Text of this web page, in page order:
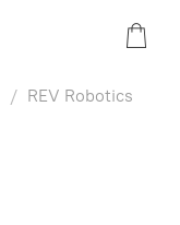
REV Robotics